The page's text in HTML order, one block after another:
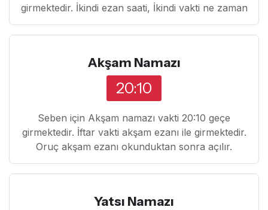
girmektedir. İkindi ezan saati, İkindi vakti ne zaman
Akşam Namazı
20:10
Seben için Akşam namazı vakti 20:10 geçe
girmektedir. İftar vakti akşam ezanı ile girmektedir.
Oruç akşam ezanı okunduktan sonra açılır.
Yatsı Namazı